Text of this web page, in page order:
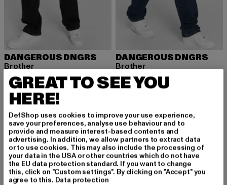
DANGEROUS DNGRS
Brother
37,79 EUR
Derzeitiger Preis: 37,79 EUR
59,99 EURAktionspreis: 59,99 EUR
DANGEROUS DNGRS
Brother
38,99 EUR
Derzeitiger Preis: 38,99 EUR
59,99 EUR
-32%
GREAT TO SEE YOU
HERE!
DefShop uses cookies to improve your use experience,
save your preferences, analyse use behaviour and to
provide and measure interest-based contents and
advertising. In addition, we allow partners to extract data
or to use cookies. This may also include the processing of
your data in the USA or other countries which do not have
the EU data protection standard. If you want to change
this, click on "Custom settings". By clicking on "Accept" you
agree to this. Data protection